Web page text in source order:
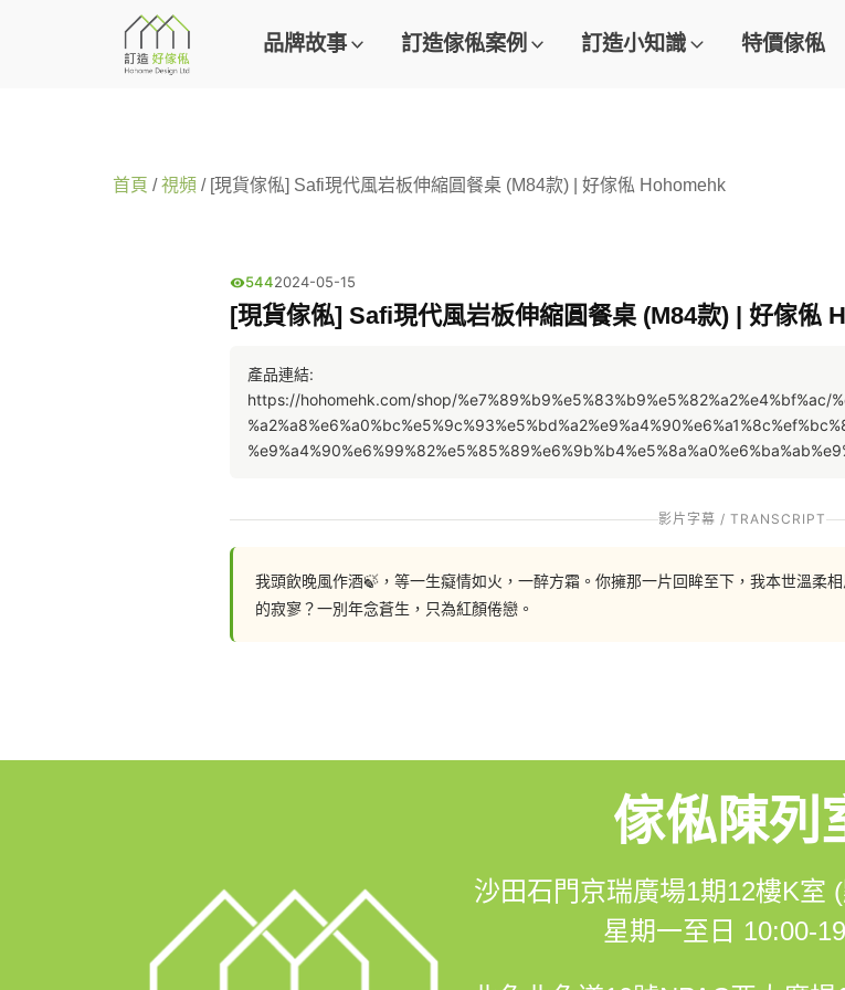
品牌故事 訂造傢俬案例 訂造小知識 特價傢俬
首頁 /視頻 / [現貨傢俬] Safi現代風岩板伸縮圓餐桌 (M84款) | 好傢俬 Hohomehk
5442024-05-15
[現貨傢俬] Safi現代風岩板伸縮圓餐桌 (M84款) | 好傢俬
產品連結:
https://hohomehk.com/shop/%e7%89%b9%e5%83%b9%e5%82%a2%e4%bf%ac/
📲 whatsapp : 94253548
🖥️網站: https://hohomehk.com
🏢石門陳列室：沙田石門京瑞廣場一期12樓K室 (營業時間：星期一至日 10:00-19:00)
影片字幕 / TRANSCRIPT
我頭飲晚風作酒🍃，等一生癡情如火，一醉方霜。你擁那一片回眸至下，我本世溫柔
的寂寥？一別年念蒼生，只為紅顏倦戀。
傢俬陳列
沙田石門京瑞廣場1期12樓K室
星期一至日 10:00-